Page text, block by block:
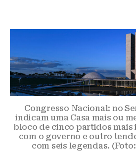
Congresso Nacional: no
indicam uma Casa mais ou
bloco de cinco partidos mais
com o governo e outro
com seis legendas.